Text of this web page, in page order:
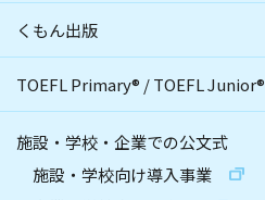
くもん出版
TOEFL Primary® /TOEFL Junior®
施設・学校・企業での公文式
施設・学校向け導入事業